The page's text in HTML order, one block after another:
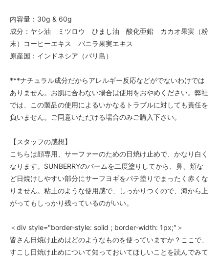
内容量：30g & 60g
成分：ヤシ油 ミツロウ ひまし油 酸化亜鉛 カカオ果実（粉
末）コーヒーエキス バニラ果実エキス
原産国：インドネシア（バリ島）
***ナチュラル成分だからアレルギー反応などがでないわけでは
ありません。お肌に合わない場合は使用をおやめください。弊社
では、この製品の使用によるいかなるトラブルに対しても責任を
負いません。ご同意いただける場合のみご購入下さい。
【スタッフの感想】
こちらは顔専用、サーファーのための日焼け止めで、かなり白く
なります。SUNBERRYのバームを二度塗りしてから、鼻、頬な
ど日焼けしやすい部分にサーフヨギをパテ塗りでまったく赤くな
りません。粘土のような使用感で、しっかりつくので、海から上
がってもしっかり残っているのがいい。
＜div style="border-style: solid ; border-width: 1px;"＞
皆さん日焼け止めはどのようなものを使っていますか？ここで、
すこし日焼け止めについて知っておいてほしいことを読んでみて